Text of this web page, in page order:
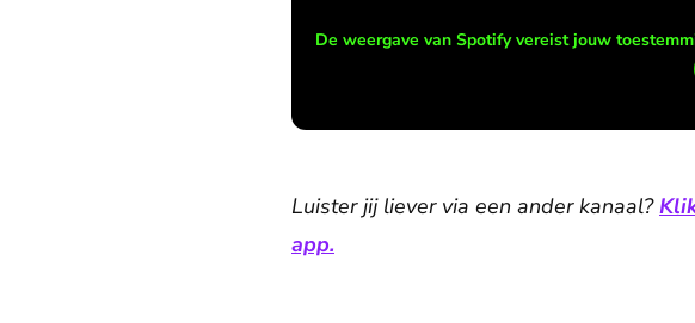
De weergave van Spotify vereist jouw
Luister jij liever via een ander kanaal?
app.